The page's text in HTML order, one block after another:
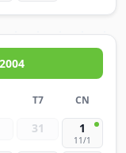
T7 CN
31 1
11/1